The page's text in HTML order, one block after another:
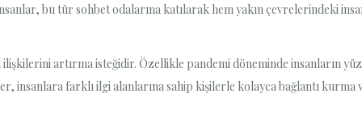
bu tür sohbet odalarına katılarak hem yakın çevrelerindeki
artırma isteğidir. Özellikle pandemi döneminde insanların yüz
insanlara farklı ilgi alanlarına sahip kişilerle kolayca bağlantı kurma